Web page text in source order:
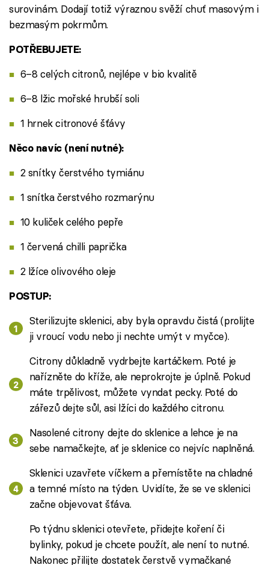
surovinám. Dodají totiž výraznou svěží chuť masovým i
bezmasým pokrmům.
POTŘEBUJETE:
6–8 celých citronů, nejlépe v bio kvalitě
6–8 lžic mořské hrubší soli
1 hrnek citronové šťávy
Něco navíc (není nutné):
2 snítky čerstvého tymiánu
1 snítka čerstvého rozmarýnu
10 kuliček celého pepře
1 červená chilli paprička
2 lžíce olivového oleje
POSTUP:
Sterilizujte sklenici, aby byla opravdu čistá (prolijte
ji vroucí vodu nebo ji nechte umýt v myčce).
Citrony důkladně vydrbejte kartáčkem. Poté je
nařízněte do kříže, ale neprokrojte je úplně. Pokud
máte trpělivost, můžete vyndat pecky. Poté do
zářezů dejte sůl, asi lžíci do každého citronu.
Nasolené citrony dejte do sklenice a lehce je na
sebe namačkejte, ať je sklenice co nejvíc naplněná.
Sklenici uzavřete víčkem a přemístěte na chladné
a temné místo na týden. Uvidíte, že se ve sklenici
začne objevovat šťáva.
Po týdnu sklenici otevřete, přidejte koření či
bylinky, pokud je chcete použít, ale není to nutné.
Nakonec přilijte dostatek čerstvě vymačkané